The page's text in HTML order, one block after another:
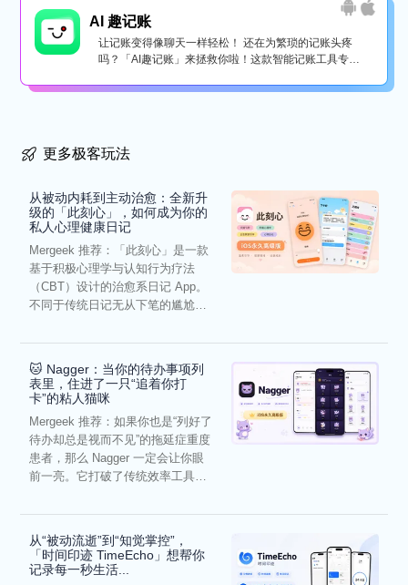
AI 趣记账
让记账变得像聊天一样轻松！ 还在为繁琐的记账头疼
吗？「AI趣记账」来拯救你啦！这款智能记账工具专为
更多极客玩法
从被动内耗到主动治愈：全新升
级的「此刻心」，如何成为你的
私人心理健康日记
Mergeek 推荐：「此刻心」是一款
基于积极心理学与认知行为疗法
（CBT）设计的治愈系日记 App。
不同于传统日记无从下笔的尴尬，
🐱 Nagger：当你的待办事项列
表里，住进了一只“追着你打
卡”的粘人猫咪
Mergeek 推荐：如果你也是“列好了
待办却总是视而不见”的拖延症重度
患者，那么 Nagger 一定会让你眼
前一亮。它打破了传统效率工具冰
从“被动流逝”到“知觉掌控”，
「时间印迹 TimeEcho」想帮你
记录每一秒生活...